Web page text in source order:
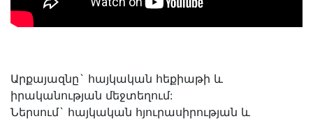
Արքայազնը` հայկական հեքիաթի և
իրականության մեջտեղում:
Ներսում` հայկական հյուրասիրության և